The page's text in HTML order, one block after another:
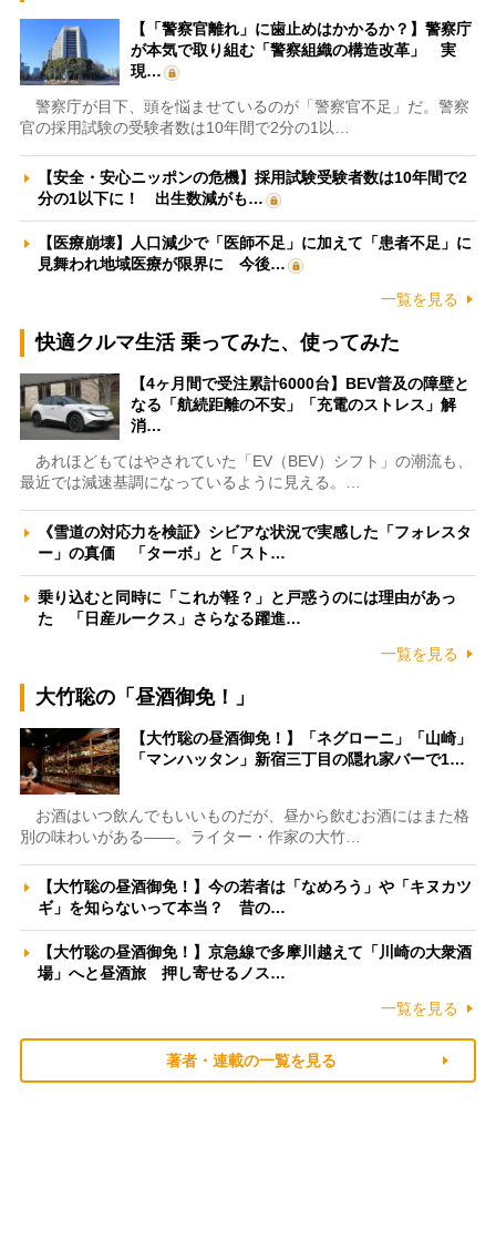
【「警察官離れ」に歯止めはかかるか？】警察庁
が本気で取り組む「警察組織の構造改革」 実
現…
警察庁が目下、頭を悩ませているのが「警察官不足」だ。警察
官の採用試験の受験者数は10年間で2分の1以…
【安全・安心ニッポンの危機】採用試験受験者数は10年間で2
分の1以下に！ 出生数減がも…
【医療崩壊】人口減少で「医師不足」に加えて「患者不足」に
見舞われ地域医療が限界に 今後…
一覧を見る
快適クルマ生活 乗ってみた、使ってみた
【4ヶ月間で受注累計6000台】BEV普及の障壁と
なる「航続距離の不安」「充電のストレス」解
消…
あれほどもてはやされていた「EV（BEV）シフト」の潮流も、
最近では減速基調になっているように見える。…
《雪道の対応力を検証》シビアな状況で実感した「フォレスタ
ー」の真価 「ターボ」と「スト…
乗り込むと同時に「これが軽？」と戸惑うのには理由があっ
た 「日産ルークス」さらなる躍進…
一覧を見る
大竹聡の「昼酒御免！」
【大竹聡の昼酒御免！】「ネグローニ」「山崎」
「マンハッタン」新宿三丁目の隠れ家バーで1…
お酒はいつ飲んでもいいものだが、昼から飲むお酒にはまた格
別の味わいがある――。ライター・作家の大竹…
【大竹聡の昼酒御免！】今の若者は「なめろう」や「キヌカツ
ギ」を知らないって本当？ 昔の…
【大竹聡の昼酒御免！】京急線で多摩川越えて「川崎の大衆酒
場」へと昼酒旅 押し寄せるノス…
一覧を見る
著者・連載の一覧を見る